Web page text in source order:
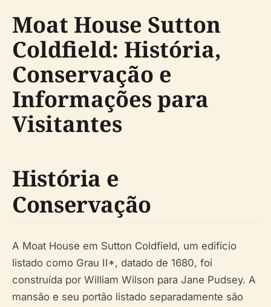
Moat House Sutton
Coldfield: História,
Conservação e
Informações para
Visitantes
História e
Conservação
A Moat House em Sutton Coldfield, um edifício
listado como Grau II*, datado de 1680, foi
construída por William Wilson para Jane Pudsey. A
mansão e seu portão listado separadamente são